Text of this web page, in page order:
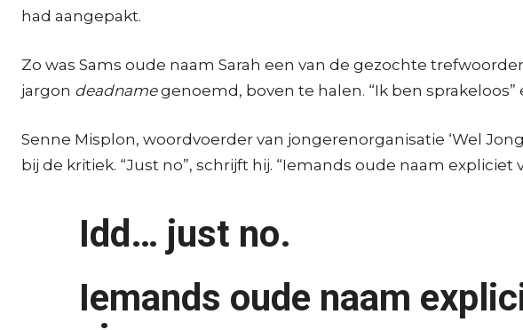
had aangepakt.
Zo was Sams oude naam Sarah een van de gezochte
jargon deadnamegenoemd, boven te halen. “Ik ben
Senne Misplon, woordvoerder van jongerenorganisatie ‘Wel
bij de kritiek. “Just no”, schrijft hij. “Iemands oude naam
Idd… just no.
Iemands oude naam